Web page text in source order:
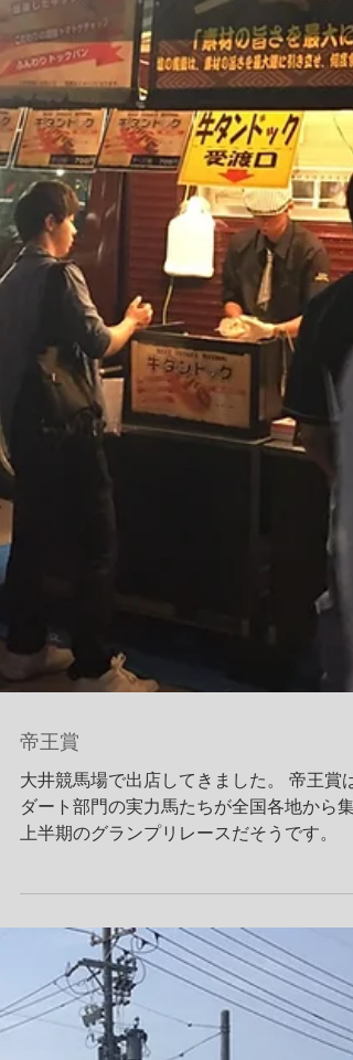
帝王賞
大井競馬場で出店してきました。 帝王賞は
上半期のグランプリレースだそうです。